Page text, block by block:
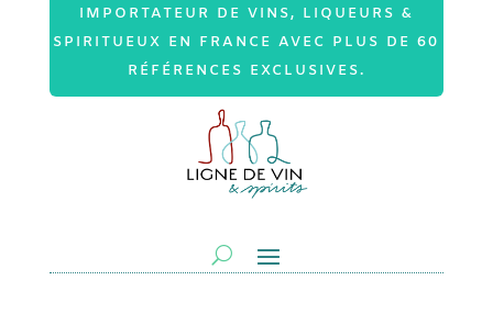
IMPORTATEUR DE VINS, LIQUEURS &
SPIRITUEUX EN FRANCE AVEC PLUS DE 60
RÉFÉRENCES EXCLUSIVES.